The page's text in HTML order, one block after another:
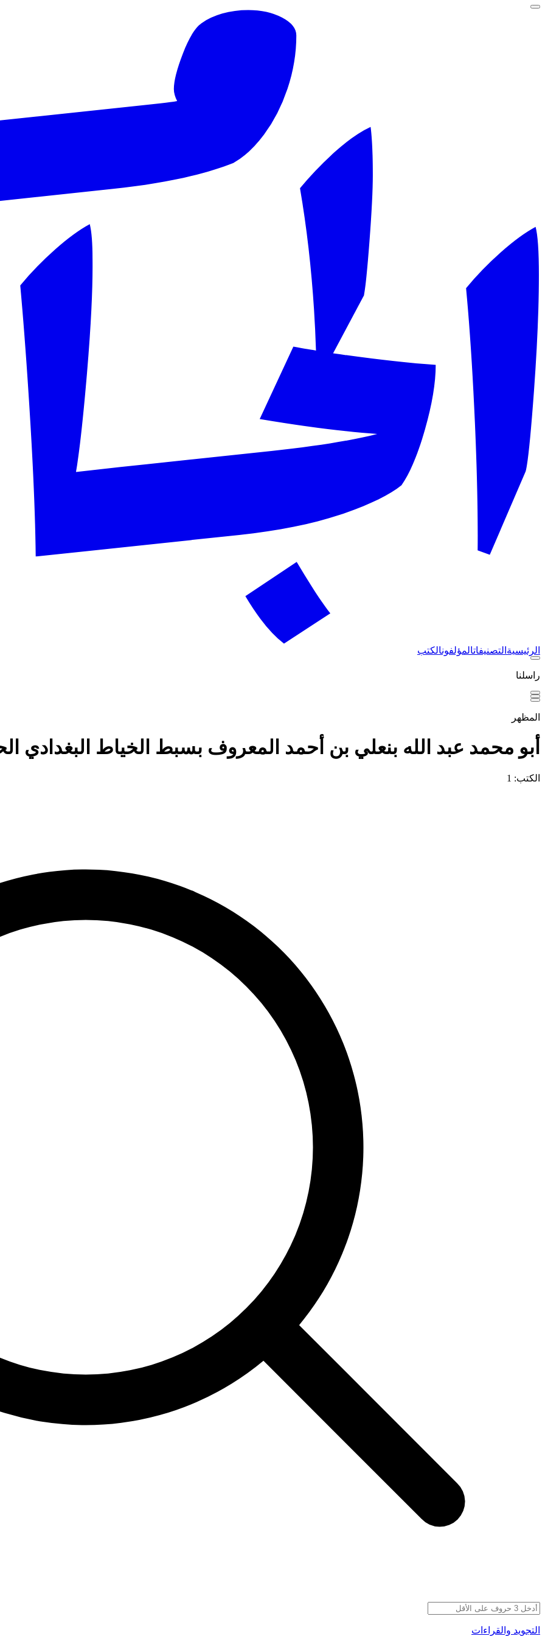
الرئيسية التصنيفاتالمؤلفونالكتب
راسلنا
المظهر
أبو محمد عبد الله بنعلي بن أحمد المعروف بسبط الخياط البغدادي
الكتب: 1
التجويد والقراءات